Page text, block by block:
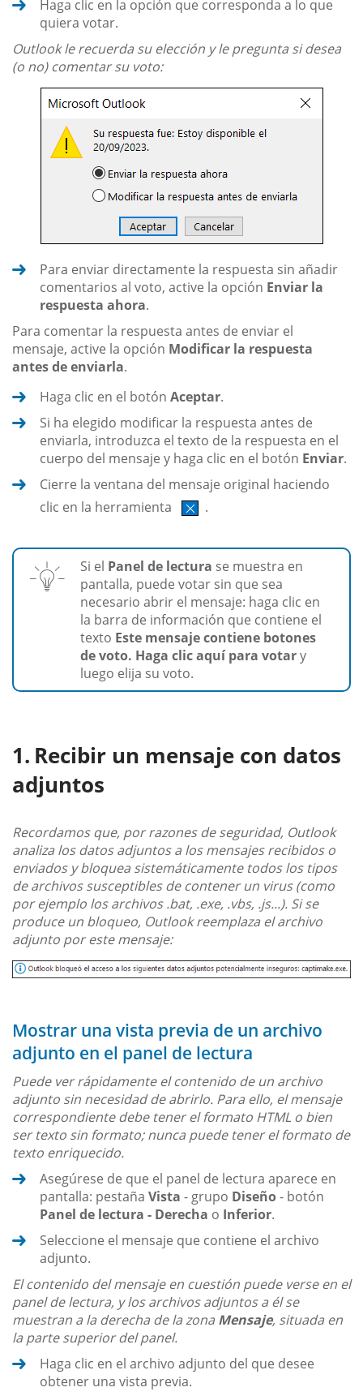
Haga clic en la opción que corresponda a lo que
quiera votar.
Outlook le recuerda su elección y le pregunta si desea
(o no) comentar su voto:
Para enviar directamente la respuesta sin añadir
comentarios al voto, active la opción Enviar la
respuesta ahora.
Para comentar la respuesta antes de enviar el
mensaje, active la opción Modificar la respuesta
antes de enviarla.
Haga clic en el botón Aceptar.
Si ha elegido modificar la respuesta antes de
enviarla, introduzca el texto de la respuesta en el
cuerpo del mensaje y haga clic en el botón Enviar.
Cierre la ventana del mensaje original haciendo
clic en la herramienta
.
Si el Panel de lectura se muestra en
pantalla, puede votar sin que sea
necesario abrir el mensaje: haga clic en
la barra de información que contiene el
texto Este mensaje contiene botones
de voto. Haga clic aquí para votary
luego elija su voto.
Recibir un mensaje con datos
adjuntos
Recordamos que, por razones de seguridad, Outlook
analiza los datos adjuntos a los mensajes recibidos o
enviados y bloquea sistemáticamente todos los tipos
de archivos susceptibles de contener un virus (como
por ejemplo los archivos .bat, .exe, .vbs, .js...). Si se
produce un bloqueo, Outlook reemplaza el archivo
adjunto por este mensaje:
Mostrar una vista previa de un archivo
adjunto en el panel de lectura
Puede ver rápidamente el contenido de un archivo
adjunto sin necesidad de abrirlo. Para ello, el mensaje
correspondiente debe tener el formato HTML o bien
ser texto sin formato; nunca puede tener el formato de
texto enriquecido.
Asegúrese de que el panel de lectura aparece en
pantalla: pestaña Vista - grupo Diseño- botón
Panel de lectura - Derecha o Inferior.
Seleccione el mensaje que contiene el archivo
adjunto.
El contenido del mensaje en cuestión puede verse en el
panel de lectura, y los archivos adjuntos a él se
muestran a la derecha de la zona Mensaje, situada en
la parte superior del panel.
Haga clic en el archivo adjunto del que desee
obtener una vista previa.